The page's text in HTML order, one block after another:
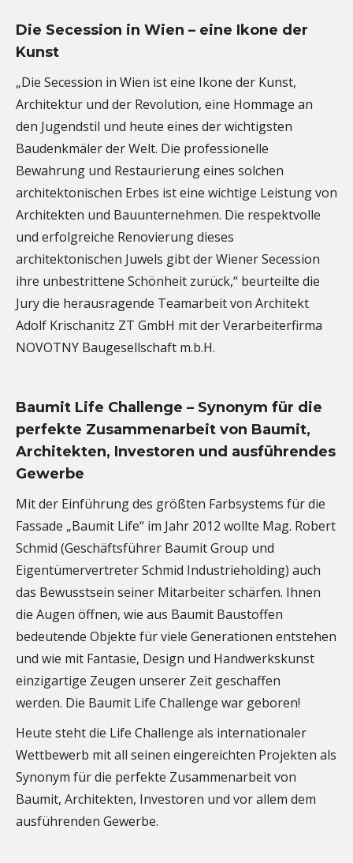
Die Secession in Wien – eine Ikone der
Kunst
„Die Secession in Wien ist eine Ikone der Kunst,
Architektur und der Revolution, eine Hommage an
den Jugendstil und heute eines der wichtigsten
Baudenkmäler der Welt. Die professionelle
Bewahrung und Restaurierung eines solchen
architektonischen Erbes ist eine wichtige Leistung von
Architekten und Bauunternehmen. Die respektvolle
und erfolgreiche Renovierung dieses
architektonischen Juwels gibt der Wiener Secession
ihre unbestrittene Schönheit zurück,“ beurteilte die
Jury die herausragende Teamarbeit von Architekt
Adolf Krischanitz ZT GmbH mit der Verarbeiterfirma
NOVOTNY Baugesellschaft m.b.H.
Baumit Life Challenge – Synonym für die
perfekte Zusammenarbeit von Baumit,
Architekten, Investoren und ausführendes
Gewerbe
Mit der Einführung des größten Farbsystems für die
Fassade „Baumit Life“ im Jahr 2012 wollte Mag. Robert
Schmid (Geschäftsführer Baumit Group und
Eigentümervertreter Schmid Industrieholding) auch
das Bewusstsein seiner Mitarbeiter schärfen. Ihnen
die Augen öffnen, wie aus Baumit Baustoffen
bedeutende Objekte für viele Generationen entstehen
und wie mit Fantasie, Design und Handwerkskunst
einzigartige Zeugen unserer Zeit geschaffen
werden. Die Baumit Life Challenge war geboren!
Heute steht die Life Challenge als internationaler
Wettbewerb mit all seinen eingereichten Projekten als
Synonym für die perfekte Zusammenarbeit von
Baumit, Architekten, Investoren und vor allem dem
ausführenden Gewerbe.